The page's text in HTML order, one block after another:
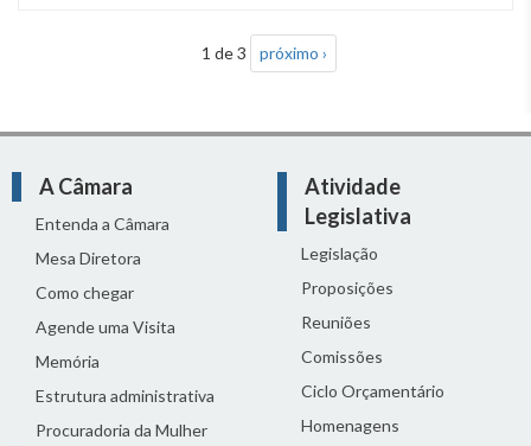
1 de 3 próximo ›
A Câmara
Entenda a Câmara
Mesa Diretora
Como chegar
Agende uma Visita
Memória
Estrutura administrativa
Procuradoria da Mulher
Atividade
Legislativa
Legislação
Proposições
Reuniões
Comissões
Ciclo Orçamentário
Homenagens